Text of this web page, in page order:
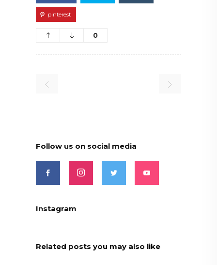
pinterest
0
Follow us on social media
Instagram
Related posts you may also like